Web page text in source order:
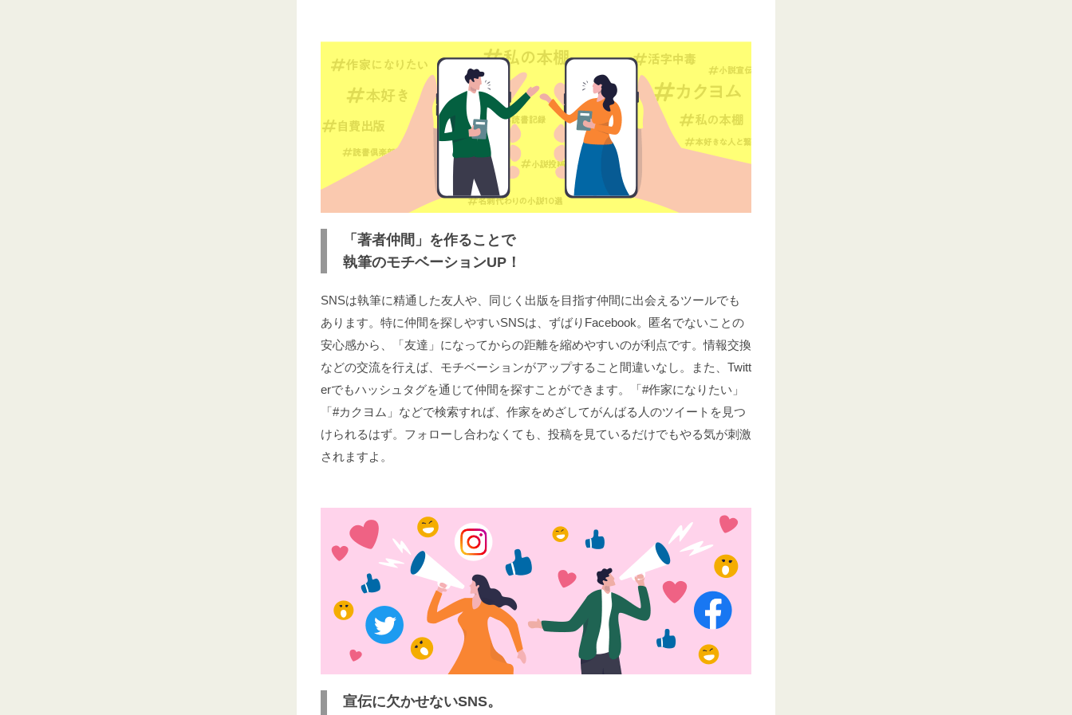
「著者仲間」を作ることで
執筆のモチベーションUP！
SNSは執筆に精通した友人や、同じく出版を目指す仲間に出会えるツールでも
あります。特に仲間を探しやすいSNSは、ずばりFacebook。匿名でないことの
安心感から、「友達」になってからの距離を縮めやすいのが利点です。情報交換
などの交流を行えば、モチベーションがアップすること間違いなし。また、Twitt
erでもハッシュタグを通じて仲間を探すことができます。「#作家になりたい」
「#カクヨム」などで検索すれば、作家をめざしてがんばる人のツイートを見つ
けられるはず。フォローし合わなくても、投稿を見ているだけでもやる気が刺激
されますよ。
宣伝に欠かせないSNS。